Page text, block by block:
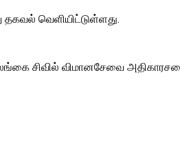
வெளியிட்டுள்ளது.
சிவில் விமானசேவை